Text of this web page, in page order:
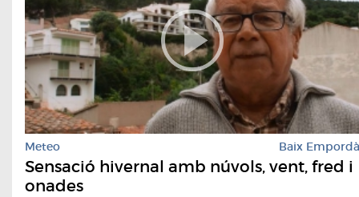
Meteo Baix Empordà
Sensació hivernal amb núvols, vent, fred i
onades